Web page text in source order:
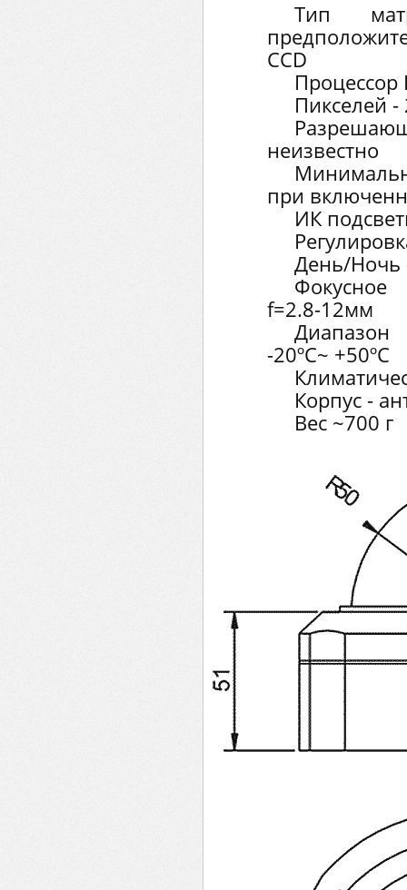
Тип
CCD
Процессор
Пикселей
неизвестно
при
ИК
День/Ночь
Фокусное
f=2.8-12мм
-20ºC~ +50ºC
Корпус -
Вес ~700 г